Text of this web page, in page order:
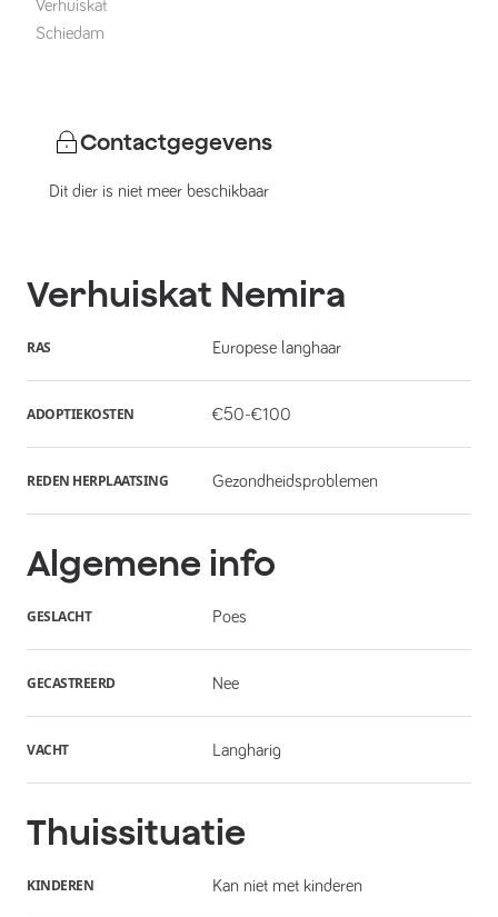
Verhuiskat
Schiedam
Contactgegevens
Dit dier is niet meer beschikbaar
Verhuiskat Nemira
RAS Europese langhaar
ADOPTIEKOSTEN €50-€100
REDEN HERPLAATSING Gezondheidsproblemen
Algemene info
GESLACHT Poes
GECASTREERD Nee
VACHT Langharig
Thuissituatie
KINDEREN Kan niet met kinderen